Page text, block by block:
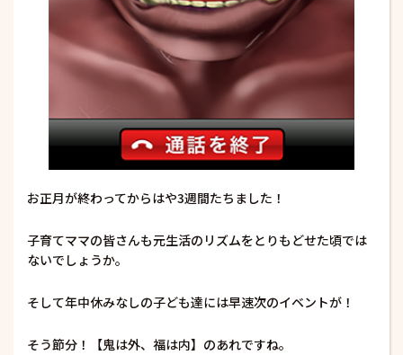
お正月が終わってからはや3週間たちました！
子育てママの皆さんも元生活のリズムをとりもどせた頃では
ないでしょうか。
そして年中休みなしの子ども達には早速次のイベントが！
そう節分！【鬼は外、福は内】のあれですね。